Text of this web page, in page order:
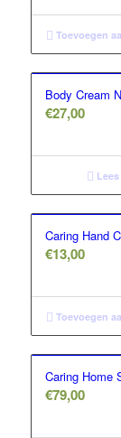
Toevoegen
Body Cream
€27,00
Caring Hand
€13,00
Toevoegen
Caring Home
€79,00